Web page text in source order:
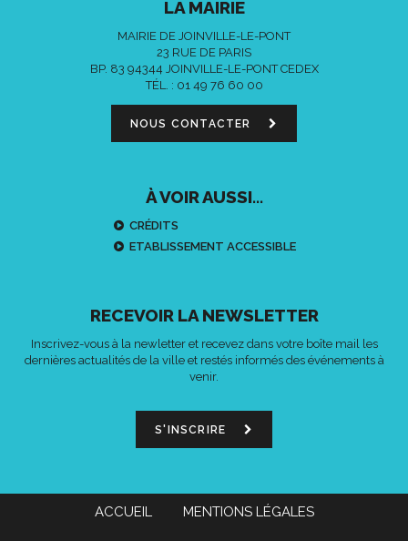
LA MAIRIE
MAIRIE DE JOINVILLE-LE-PONT
23 RUE DE PARIS
BP. 83 94344 JOINVILLE-LE-PONT CEDEX
TÉL. : 01 49 76 60 00
NOUS CONTACTER
À VOIR AUSSI...
CRÉDITS
ETABLISSEMENT ACCESSIBLE
RECEVOIR LA NEWSLETTER
Inscrivez-vous à la newletter et recevez dans votre boîte mail les
dernières actualités de la ville et restés informés des événements à
venir.
S'INSCRIRE
ACCUEIL MENTIONS LÉGALES